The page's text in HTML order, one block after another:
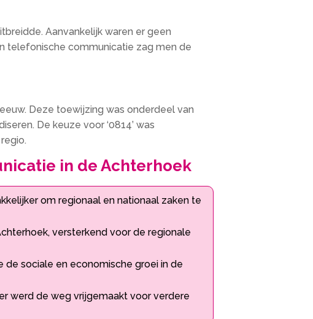
Aanvankelijk waren er geen
telefonische communicatie zag men de
Deze toewijzing was onderdeel van
De keuze voor ‘0814’ was
in de Achterhoek
om regionaal en nationaal zaken te
versterkend voor de regionale
sociale en economische groei in de
werd de weg vrijgemaakt voor verdere